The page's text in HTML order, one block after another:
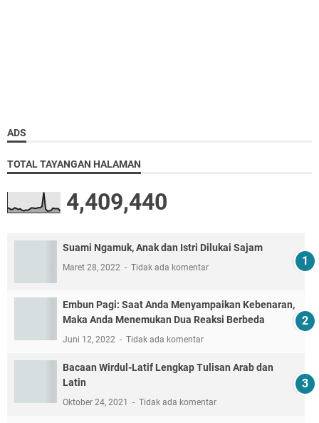
ADS
TOTAL TAYANGAN HALAMAN
4,409,440
Suami Ngamuk, Anak dan Istri Dilukai Sajam
Maret 28, 2022 Tidak ada komentar
Embun Pagi: Saat Anda Menyampaikan Kebenaran,
Maka Anda Menemukan Dua Reaksi Berbeda
Juni 12, 2022 Tidak ada komentar
Bacaan Wirdul-Latif Lengkap Tulisan Arab dan
Latin
Oktober 24, 2021 Tidak ada komentar